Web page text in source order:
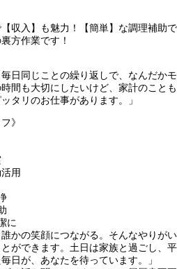
収入】も魅力！【簡単】な調理補助で
方作業です！
日同じことの繰り返しで、なんだかモ
間も大切にしたいけど、家計のことも
タリのお仕事があります。」
》
用
に
かの笑顔につながる。そんなやりがい
ができます。土日は家族と過ごし、平
日が、あなたを待っています。」